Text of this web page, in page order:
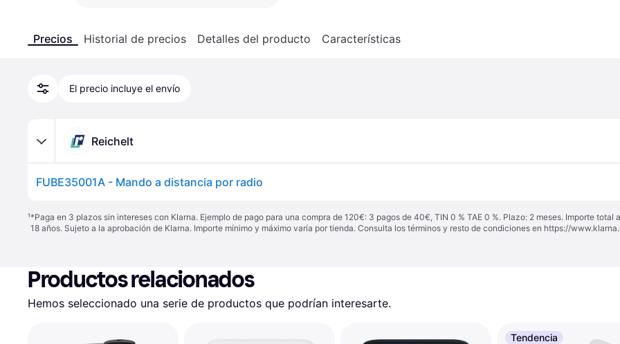
Precios Historial de precios Detalles del producto Características
El precio incluye el envío
Reichelt
FUBE35001A - Mando a distancia por radio
¹*Paga en 3 plazos sin intereses con Klarna. Ejemplo de pago para una compra de 120€: 3 pagos de 40€, TIN 0 % TAE 0 %. Plazo: 2 meses. Importe
18 años. Sujeto a la aprobación de Klarna. Importe mínimo y máximo varía por tienda. Consulta los términos y resto de condiciones en https://
Productos relacionados
Hemos seleccionado una serie de productos que podrían interesarte.
Tendencia